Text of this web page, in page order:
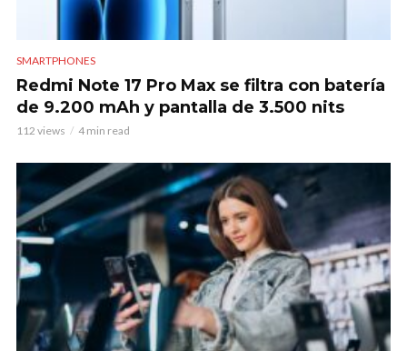
SMARTPHONES
Redmi Note 17 Pro Max se filtra con batería
de 9.200 mAh y pantalla de 3.500 nits
112 views 4 min read